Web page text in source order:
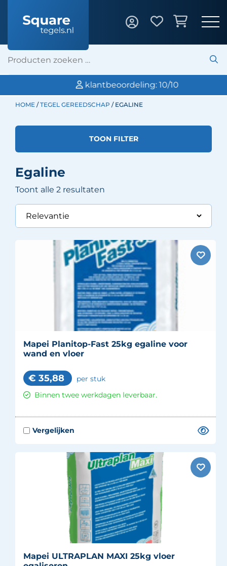
klantbeoordeling: 10/10
HOME /TEGEL GEREEDSCHAP / EGALINE
TOON FILTER
Egaline
Toont alle 2 resultaten
Mapei Planitop-Fast 25kg egaline voor
wand en vloer
€ 35,88 per stuk
Binnen twee werkdagen leverbaar.
Mapei ULTRAPLAN MAXI 25kg vloer